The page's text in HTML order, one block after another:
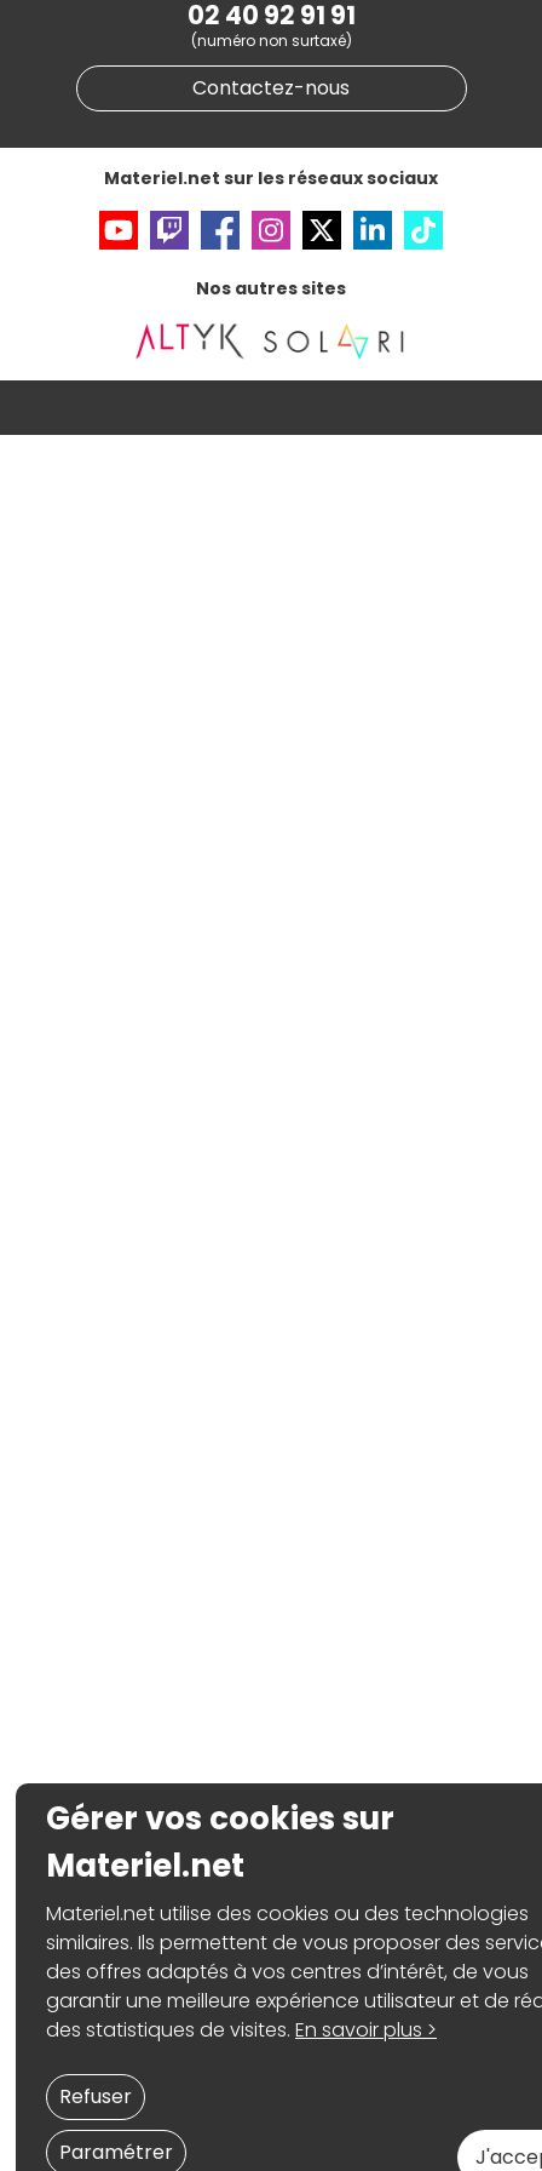
Informations légales
Données personnellesetcookies
Gérer vos cookies
Accessibilité : non conforme
02 40 92 91 91
(numéro non surtaxé)
Contactez-nous
Materiel.net sur les réseaux sociaux
Nos autres sites
Gérer vos cookies sur
Materiel.net
Materiel.net utilise des cookies ou des technologies
similaires. Ils permettent de vous proposer des
des offres adaptés à vos centres d’intérêt, de vous
garantir une meilleure expérience utilisateur et de
des statistiques de visites.En savoir plus >
Paramétrer
Refuser